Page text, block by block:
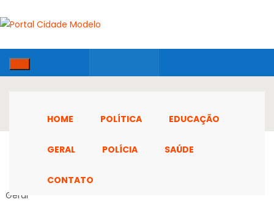
HOME POLÍTICA EDUCAÇÃO
GERAL POLÍCIA SAÚDE
CONTATO
Geral